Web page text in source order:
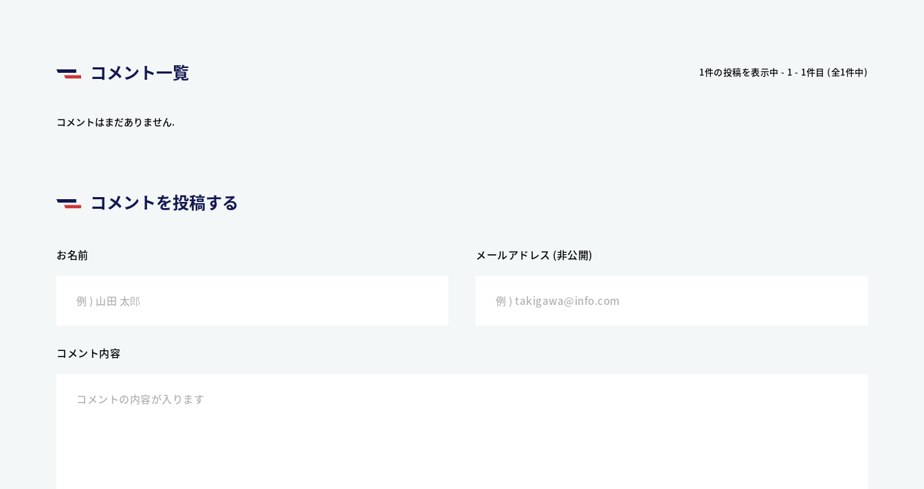
コメント一覧 1件の投稿を表示中 - 1 - 1件目 (全1件中)
コメントはまだありません.
コメントを投稿する
お名前 メールアドレス (非公開)
コメント内容